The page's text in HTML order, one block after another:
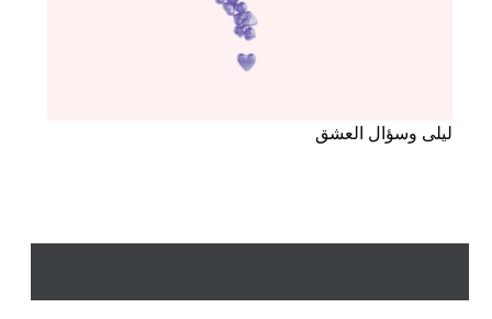
ليلى وسؤال العشق